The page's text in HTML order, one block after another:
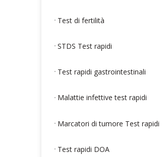
Test di fertilità
STDS Test rapidi
Test rapidi gastrointestinali
Malattie infettive test rapidi
Marcatori di tumore Test rapidi
Test rapidi DOA